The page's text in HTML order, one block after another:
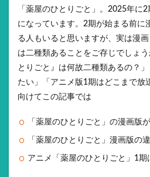
「薬屋のひとりごと」。2025年に
になっています。2期が始まる前に
る人もいると思いますが、実は漫
は二種類あることをご存じでしょ
とりごと』は何故二種類あるの？
たい」「アニメ版1期はどこまで放
向けてこの記事では
「薬屋のひとりごと」の漫画版
「薬屋のひとりごと」漫画版の
アニメ「薬屋のひとりごと」1期